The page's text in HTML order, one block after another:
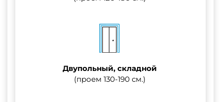
Двупольный, складной
(проем 130-190 см.)